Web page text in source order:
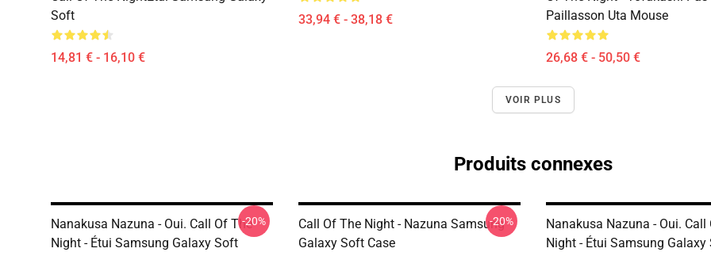
Soft
14,81 € - 16,10 €
33,94 € - 38,18 €
Paillasson Uta Mouse
26,68 € - 50,50 €
VOIR PLUS
Produits connexes
Nanakusa Nazuna - Oui. Call Of The
Night - Étui Samsung Galaxy Soft
-20%
Call Of The Night - Nazuna Samsung
Galaxy Soft Case
-20%
Nanakusa Nazuna - Oui. Call
Night - Étui Samsung Galaxy